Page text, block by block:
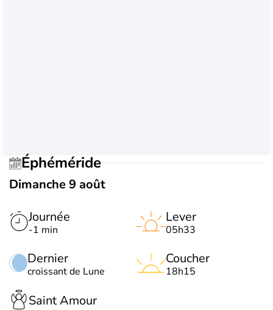
Éphéméride
Dimanche 9 août
Journée
-1 min
Dernier
croissant de Lune
Lever
05h33
Coucher
18h15
Saint Amour